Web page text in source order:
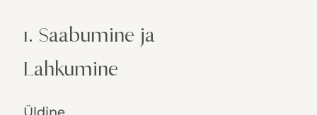
1. Saabumine ja
Lahkumine